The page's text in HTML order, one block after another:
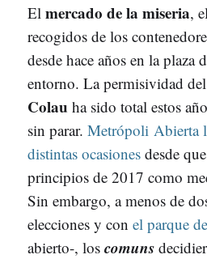
El mercado de la miseria,
recogidos de los
desde hace años en la plaza
entorno. La permisividad
Colau ha sido total estos
sin parar. Metrópoli Abierta
distintas ocasiones desde
principios de 2017 como
Sin embargo, a menos de
elecciones y con el parque
abierto-, los comuns